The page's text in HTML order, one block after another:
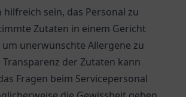
hilfreich sein, das Personal zu
Zutaten in einem Gericht
unerwünschte Allergene zu
der Zutaten kann
Fragen beim Servicepersonal